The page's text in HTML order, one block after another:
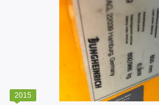
2015